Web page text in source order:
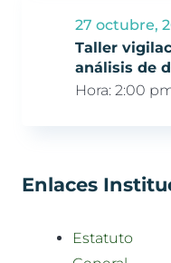
27 octubre,
Taller
análisis de
Hora:2:00
Enlaces
Estatuto